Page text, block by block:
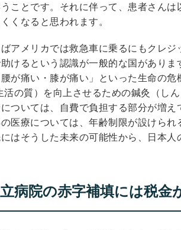
ことです。それに伴って、患者さん
くなると思われます。
アメリカでは救急車に乗るにもクレジ
けるという認識が一般的な国があり
腰が痛い・膝が痛い」といった生命の
活の質）を向上させるための鍼灸（し
ついては、自費で負担する部分が増
医療については、年齢制限が設けら
はそうした未来の可能性から、日本人
病院の赤字補填には税金